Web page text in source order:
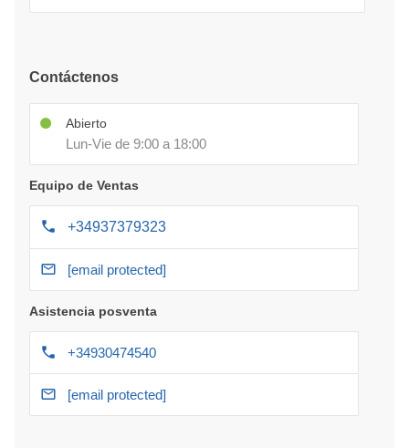
Contáctenos
Abierto
Lun-Vie de 9:00 a 18:00
Equipo de Ventas
+34937379323
[email protected]
Asistencia posventa
+34930474540
[email protected]